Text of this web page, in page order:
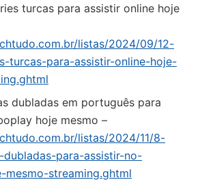
turcas para assistir online hoje
listas/2024/09/12-
turcas-para-assistir-online-hoje-
dubladas em português para
hoje mesmo –
listas/2024/11/8-
dubladas-para-assistir-no-
streaming.ghtml